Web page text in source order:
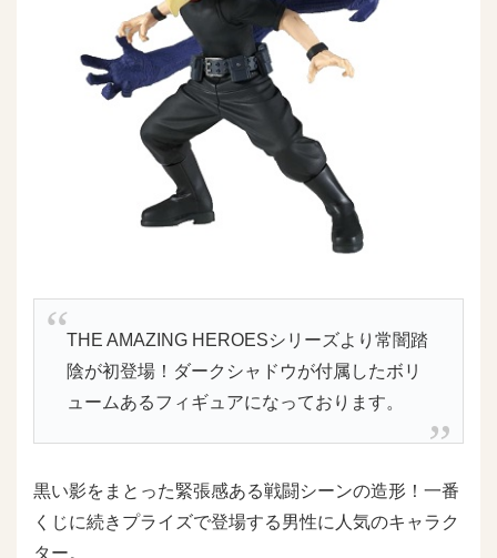
THE AMAZING HEROESシリーズより常闇踏
陰が初登場！ダークシャドウが付属したボリ
ュームあるフィギュアになっております。
黒い影をまとった緊張感ある戦闘シーンの造形！一番
くじに続きプライズで登場する男性に人気のキャラク
ター。